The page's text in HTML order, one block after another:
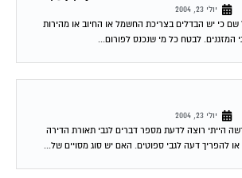
כי יש הבדלים בצריכת החשמל או החיוב או מהירות
המזגנים. לבטח כל מי שנכנס לפורום...
הייתי רוצה לדעת מספר דברים לגבי תאורת הדירה
להפריך דעה לגבי ספוטים. האם יש סוג מסויים של...